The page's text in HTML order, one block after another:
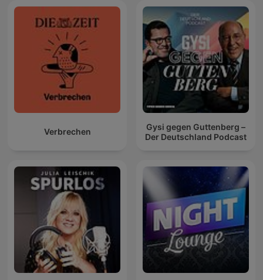
Verbrechen
Gysi gegen Guttenberg –
Der Deutschland Podcast